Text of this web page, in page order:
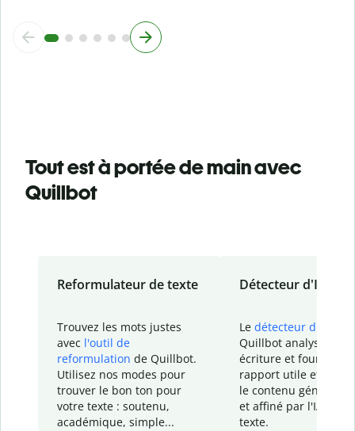
Tout est à portée de main avec
Quillbot
Reformulateur de texte
Trouvez les mots justes
avec l'outil de
reformulation de Quillbot.
Utilisez nos modes pour
trouver le bon ton pour
votre texte : soutenu,
académique, simple...
Détecteur d'IA
Le détecteur d'IA
Quillbot analyse votre
écriture et fournit un
rapport utile et
le contenu généré
et affiné par l'IA
texte.